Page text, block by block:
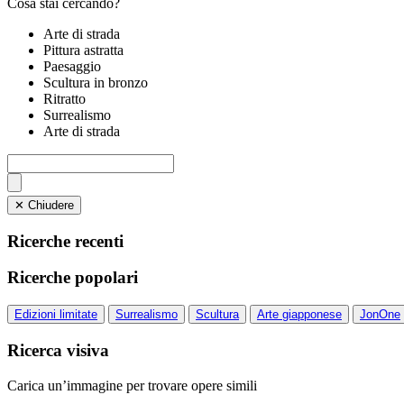
Cosa stai cercando?
Arte di strada
Pittura astratta
Paesaggio
Scultura in bronzo
Ritratto
Surrealismo
Arte di strada
✕ Chiudere
Ricerche recenti
Ricerche popolari
Edizioni limitate Surrealismo Scultura Arte giapponese JonOne
Ricerca visiva
Carica un’immagine per trovare opere simili